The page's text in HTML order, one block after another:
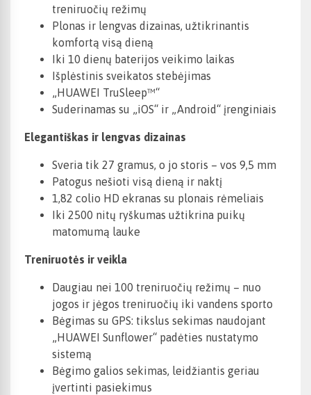
treniruočių režimų
Plonas ir lengvas dizainas, užtikrinantis
komfortą visą dieną
Iki 10 dienų baterijos veikimo laikas
Išplėstinis sveikatos stebėjimas
„HUAWEI TruSleep™“
Suderinamas su „iOS“ ir „Android“ įrenginiais
Elegantiškas ir lengvas dizainas
Sveria tik 27 gramus, o jo storis – vos 9,5 mm
Patogus nešioti visą dieną ir naktį
1,82 colio HD ekranas su plonais rėmeliais
Iki 2500 nitų ryškumas užtikrina puikų
matomumą lauke
Treniruotės ir veikla
Daugiau nei 100 treniruočių režimų – nuo
jogos ir jėgos treniruočių iki vandens sporto
Bėgimas su GPS: tikslus sekimas naudojant
„HUAWEI Sunflower“ padėties nustatymo
sistemą
Bėgimo galios sekimas, leidžiantis geriau
įvertinti pasiekimus